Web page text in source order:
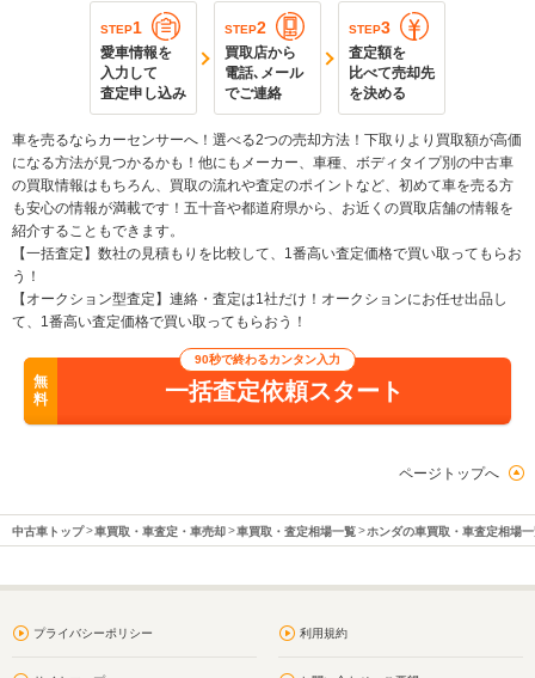
STEP1
愛車情報を
入力して
査定申し込み
STEP2
買取店から
電話､メール
でご連絡
STEP3
査定額を
比べて売却先
を決める
車を売るならカーセンサーへ！選べる2つの売却方法！下取りより買取額が高価
になる方法が見つかるかも！他にもメーカー、車種、ボディタイプ別の中古車
の買取情報はもちろん、買取の流れや査定のポイントなど、初めて車を売る方
も安心の情報が満載です！五十音や都道府県から、お近くの買取店舗の情報を
紹介することもできます。
【一括査定】数社の見積もりを比較して、1番高い査定価格で買い取ってもらお
う！
【オークション型査定】連絡・査定は1社だけ！オークションにお任せ出品し
て、1番高い査定価格で買い取ってもらおう！
無
料
90秒で終わるカンタン入力
一括査定依頼スタート
ページトップへ
中古車トップ 車買取・車査定・車売却 車買取・査定相場一覧 ホンダの車買取・車査定相場
プライバシーポリシー 利用規約